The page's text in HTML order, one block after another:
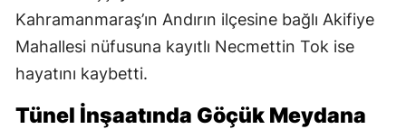
Kahramanmaraş’ın Andırın ilçesine bağlı Akifiye
Mahallesi nüfusuna kayıtlı Necmettin Tok ise
hayatını kaybetti.
Tünel İnşaatında Göçük Meydana